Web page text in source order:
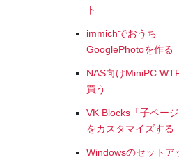
ト
immichでおうち
GooglePhotoを作る
NAS向けMiniPC
買う
VK Blocks「子ページ
をカスタマイズする
Windowsのセットア